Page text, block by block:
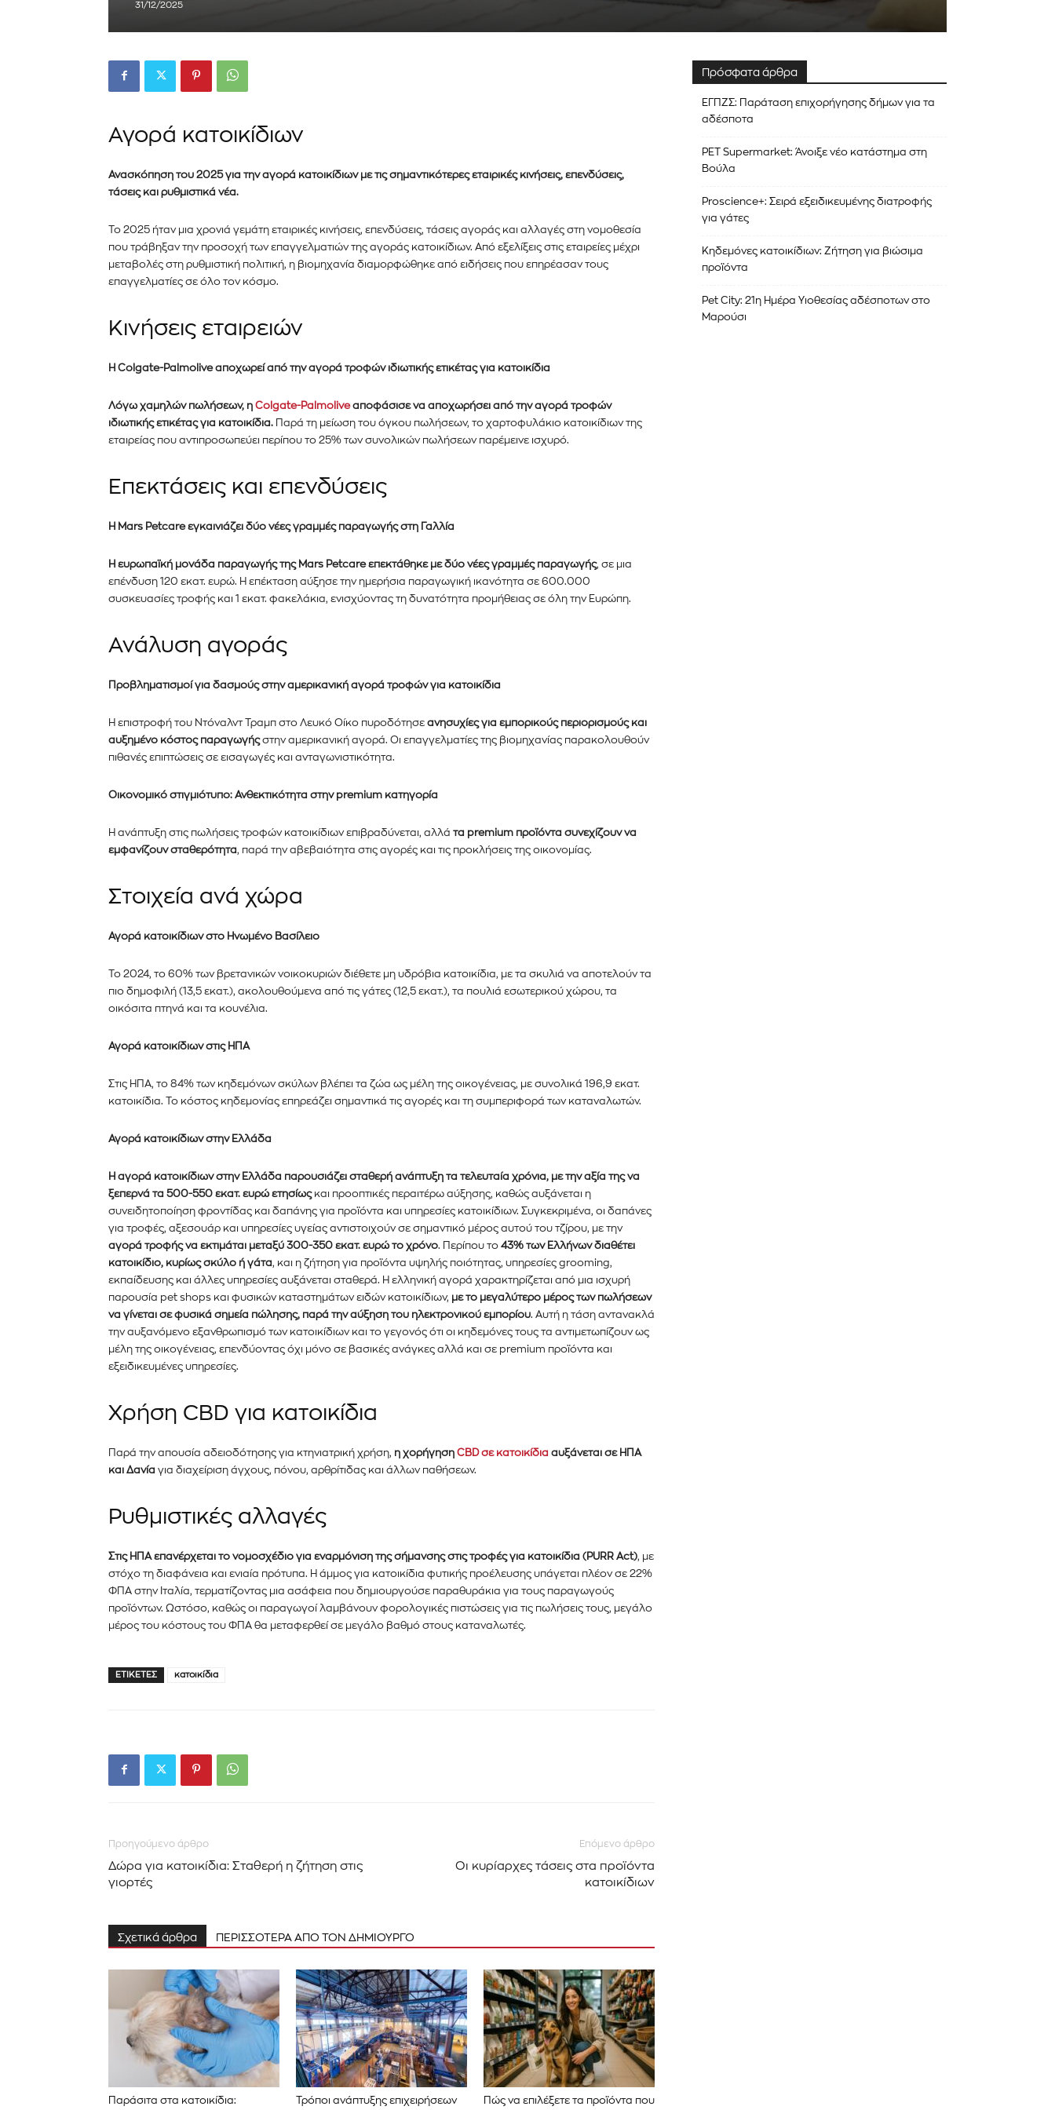
Εγγραφείτε στο Newsletter του
PetshopMarket.gr και ενημερωθείτε
πρώτοι για τα νέα προϊόντα και τις
εξελίξεις της αγοράς.
ιδιωτικότητά σας και δεν θα σας στείλουμε ανεπιθύμητα μηνύματα. Οι πληροφορίες
σας είναι ασφαλείς μαζί μας.
31/12/2025
Αγορά κατοικίδιων
Ανασκόπηση του 2025για την αγορά κατοικίδιων με τις σημαντικότερες εταιρικές κινήσεις, επενδύσεις,
τάσεις και ρυθμιστικά νέα.
Το 2025 ήταν μια χρονιά γεμάτη εταιρικές κινήσεις, επενδύσεις, τάσεις αγοράς και αλλαγές στη νομοθεσία
που τράβηξαν την προσοχή των επαγγελματιών της αγοράς κατοικίδιων. Από εξελίξεις στις εταιρείες μέχρι
μεταβολές στη ρυθμιστική πολιτική, η βιομηχανία διαμορφώθηκε από ειδήσεις που επηρέασαν τους
επαγγελματίες σε όλο τον κόσμο.
Κινήσεις εταιρειών
Η Colgate-Palmolive αποχωρεί από την αγορά τροφών ιδιωτικής ετικέτας για κατοικίδια
Λόγω χαμηλών πωλήσεων, η Colgate-Palmoliveαποφάσισε να αποχωρήσει από την αγορά τροφών
ιδιωτικής ετικέτας για κατοικίδια. Παρά τη μείωση του όγκου πωλήσεων, το χαρτοφυλάκιο κατοικίδιων της
εταιρείας που αντιπροσωπεύει περίπου το 25% των συνολικών πωλήσεων παρέμεινε ισχυρό.
Επεκτάσεις και επενδύσεις
Η Mars Petcare εγκαινιάζει δύο νέες γραμμές παραγωγής στη Γαλλία
Η ευρωπαϊκή μονάδα παραγωγής της Mars Petcare επεκτάθηκε με δύο νέες γραμμές παραγωγής, σε μια
επένδυση 120 εκατ. ευρώ. Η επέκταση αύξησε την ημερήσια παραγωγική ικανότητα σε 600.000
συσκευασίες τροφής και 1 εκατ. φακελάκια, ενισχύοντας τη δυνατότητα προμήθειας σε όλη την Ευρώπη.
Ανάλυση αγοράς
Προβληματισμοί για δασμούς στην αμερικανική αγορά τροφών για κατοικίδια
Η επιστροφή του Ντόναλντ Τραμπ στο Λευκό Οίκο πυροδότησε ανησυχίες για εμπορικούς περιορισμούς και
αυξημένο κόστος παραγωγήςστην αμερικανική αγορά. Οι επαγγελματίες της βιομηχανίας παρακολουθούν
πιθανές επιπτώσεις σε εισαγωγές και ανταγωνιστικότητα.
Οικονομικό στιγμιότυπο: Ανθεκτικότητα στην premium κατηγορία
Η ανάπτυξη στις πωλήσεις τροφών κατοικίδιων επιβραδύνεται, αλλά τα premium προϊόντα συνεχίζουν να
εμφανίζουν σταθερότητα, παρά την αβεβαιότητα στις αγορές και τις προκλήσεις της οικονομίας.
Στοιχεία ανά χώρα
Αγορά κατοικίδιων στο Ηνωμένο Βασίλειο
Το 2024, το 60% των βρετανικών νοικοκυριών διέθετε μη υδρόβια κατοικίδια, με τα σκυλιά να αποτελούν τα
πιο δημοφιλή (13,5 εκατ.), ακολουθούμενα από τις γάτες (12,5 εκατ.), τα πουλιά εσωτερικού χώρου, τα
οικόσιτα πτηνά και τα κουνέλια.
Αγορά κατοικίδιων στις ΗΠΑ
Στις ΗΠΑ, το 84% των κηδεμόνων σκύλων βλέπει τα ζώα ως μέλη της οικογένειας, με συνολικά 196,9 εκατ.
κατοικίδια. Το κόστος κηδεμονίας επηρεάζει σημαντικά τις αγορές και τη συμπεριφορά των καταναλωτών.
Αγορά κατοικίδιων στην Ελλάδα
Η αγορά κατοικίδιων στην Ελλάδα παρουσιάζει σταθερή ανάπτυξη τα τελευταία χρόνια, με την αξία της να
ξεπερνά τα 500-550 εκατ. ευρώ ετησίωςκαι προοπτικές περαιτέρω αύξησης, καθώς αυξάνεται η
συνειδητοποίηση φροντίδας και δαπάνης για προϊόντα και υπηρεσίες κατοικίδιων. Συγκεκριμένα, οι δαπάνες
για τροφές, αξεσουάρ και υπηρεσίες υγείας αντιστοιχούν σε σημαντικό μέρος αυτού του τζίρου, με την
αγορά τροφής να εκτιμάται μεταξύ 300-350 εκατ. ευρώ το χρόνο. Περίπου το 43% των Ελλήνων διαθέτει
κατοικίδιο, κυρίως σκύλο ή γάτα, και η ζήτηση για προϊόντα υψηλής ποιότητας, υπηρεσίες grooming,
εκπαίδευσης και άλλες υπηρεσίες αυξάνεται σταθερά. Η ελληνική αγορά χαρακτηρίζεται από μια ισχυρή
παρουσία pet shops και φυσικών καταστημάτων ειδών κατοικίδιων, με το μεγαλύτερο μέρος των πωλήσεων
να γίνεται σε φυσικά σημεία πώλησης, παρά την αύξηση του ηλεκτρονικού εμπορίου. Αυτή η τάση αντανακλά
την αυξανόμενο εξανθρωπισμό των κατοικίδιων και το γεγονός ότι οι κηδεμόνες τους τα αντιμετωπίζουν ως
μέλη της οικογένειας, επενδύοντας όχι μόνο σε βασικές ανάγκες αλλά και σε premium προϊόντα και
εξειδικευμένες υπηρεσίες.
Χρήση CBD για κατοικίδια
Παρά την απουσία αδειοδότησης για κτηνιατρική χρήση, η χορήγηση CBD σε κατοικίδια αυξάνεται σε ΗΠΑ
και Δανία για διαχείριση άγχους, πόνου, αρθρίτιδας και άλλων παθήσεων.
Ρυθμιστικές αλλαγές
Στις ΗΠΑ επανέρχεται το νομοσχέδιο για εναρμόνιση της σήμανσης στις τροφές για κατοικίδια (PURR Act), με
στόχο τη διαφάνεια και ενιαία πρότυπα. Η άμμος για κατοικίδια φυτικής προέλευσης υπάγεται πλέον σε 22%
ΦΠΑ στην Ιταλία, τερματίζοντας μια ασάφεια που δημιουργούσε παραθυράκια για τους παραγωγούς
προϊόντων. Ωστόσο, καθώς οι παραγωγοί λαμβάνουν φορολογικές πιστώσεις για τις πωλήσεις τους, μεγάλο
μέρος του κόστους του ΦΠΑ θα μεταφερθεί σε μεγάλο βαθμό στους καταναλωτές.
ΕΤΙΚΈΤΕΣ κατοικίδια
Προηγούμενο άρθρο
Δώρα για κατοικίδια: Σταθερή η ζήτηση στις
γιορτές
Επόμενο άρθρο
Οι κυρίαρχες τάσεις στα προϊόντα
κατοικίδιων
Σχετικά άρθρα ΠΕΡΙΣΣΟΤΕΡΑ ΑΠΟ ΤΟΝ ΔΗΜΙΟΥΡΓΟ
Παράσιτα στα κατοικίδια: Τρόποι ανάπτυξης επιχειρήσεων Πώς να επιλέξετε τα προϊόντα που
Πρόσφατα άρθρα
ΕΓΠΖΣ: Παράταση επιχορήγησης δήμων για τα
αδέσποτα
PET Supermarket: Άνοιξε νέο κατάστημα στη
Βούλα
Proscience+: Σειρά εξειδικευμένης διατροφής
για γάτες
Κηδεμόνες κατοικίδιων: Ζήτηση για βιώσιμα
προϊόντα
Pet City: 21η Ημέρα Υιοθεσίας αδέσποτων στο
Μαρούσι